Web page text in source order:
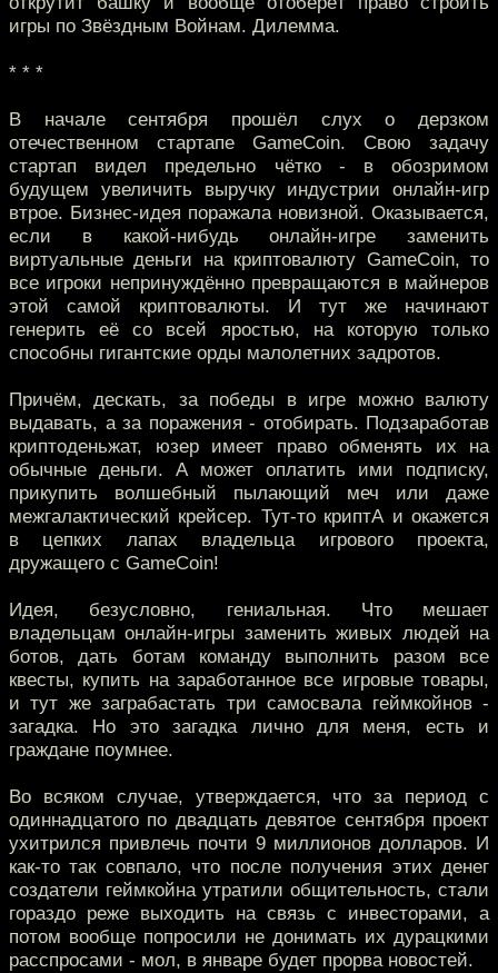
игры по Звёздным Войнам. Дилемма.
* * *
В начале сентября прошёл слух о дерзком
отечественном стартапе GameCoin. Свою задачу
стартап видел предельно чётко - в обозримом
будущем увеличить выручку индустрии онлайн-игр
втрое. Бизнес-идея поражала новизной. Оказывается,
если в какой-нибудь онлайн-игре заменить
виртуальные деньги на криптовалюту GameCoin, то
все игроки непринуждённо превращаются в майнеров
этой самой криптовалюты. И тут же начинают
генерить её со всей яростью, на которую только
способны гигантские орды малолетних задротов.
Причём, дескать, за победы в игре можно валюту
выдавать, а за поражения - отобирать. Подзаработав
криптоденьжат, юзер имеет право обменять их на
обычные деньги. А может оплатить ими подписку,
прикупить волшебный пылающий меч или даже
межгалактический крейсер. Тут-то криптА и окажется
в цепких лапах владельца игрового проекта,
дружащего с GameCoin!
Идея, безусловно, гениальная. Что мешает
владельцам онлайн-игры заменить живых людей на
ботов, дать ботам команду выполнить разом все
квесты, купить на заработанное все игровые товары,
и тут же заграбастать три самосвала геймкойнов -
загадка. Но это загадка лично для меня, есть и
граждане поумнее.
Во всяком случае, утверждается, что за период с
одиннадцатого по двадцать девятое сентября проект
ухитрился привлечь почти 9 миллионов долларов. И
как-то так совпало, что после получения этих денег
создатели геймкойна утратили общительность, стали
гораздо реже выходить на связь с инвесторами, а
потом вообще попросили не донимать их дурацкими
расспросами - мол, в январе будет прорва новостей.